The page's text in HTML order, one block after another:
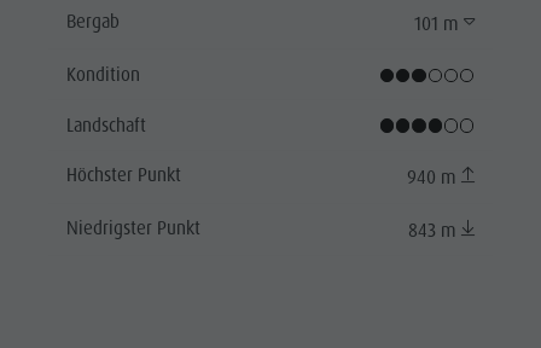
Bergab 101 m
Kondition
Landschaft
Höchster Punkt 940 m
Niedrigster Punkt 843 m